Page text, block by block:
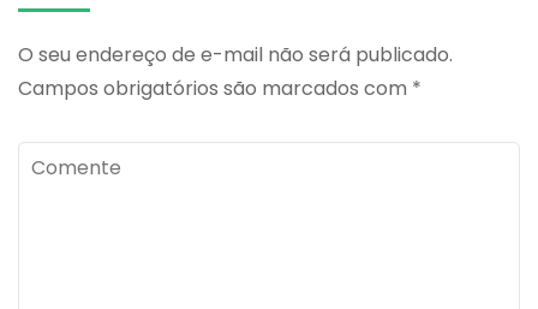
O seu endereço de e-mail não será publicado.
Campos obrigatórios são marcados com *
Comente